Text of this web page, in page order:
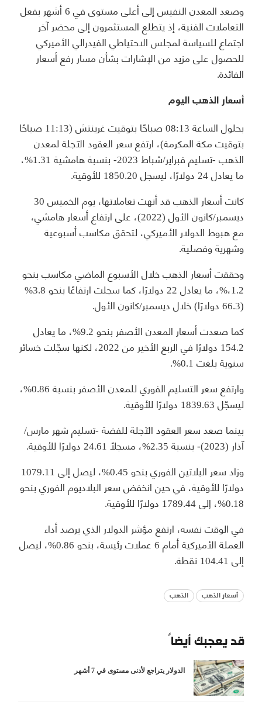
وصعد المعدن النفيس إلى أعلى مستوى في 6 أشهر بفعل
التعاملات الفنية، إذ يتطلع المستثمرون إلى محضر آخر
اجتماع للسياسة لمجلس الاحتياطي الفيدرالي الأميركي
للحصول على مزيد من الإشارات بشأن مسار رفع أسعار
الفائدة.
أسعار الذهب اليوم
بحلول الساعة 08:13 صباحًا بتوقيت غرينتش (11:13 صباحًا
بتوقيت مكة المكرمة)، ارتفع سعر العقود الآجلة لمعدن
الذهب -تسليم فبراير/شباط 2023- بنسبة هامشية 1.31%،
ما يعادل 24 دولارًا، ليسجل 1850.20 للأوقية.
كانت أسعار الذهب قد أنهت تعاملاتها، يوم الخميس 30
ديسمبر/كانون الأول (2022)، على ارتفاع أسعار هامشي،
مع هبوط الدولار الأميركي، لتحقق مكاسب أسبوعية
وشهرية وفصلية.
وحققت أسعار الذهب خلال الأسبوع الماضي مكاسب بنحو
1.2،%، ما يعادل 22 دولارًا، كما سجلت ارتفاعًا بنحو 3.8%
(66.3 دولارًا) خلال ديسمبر/كانون الأول.
كما صعدت أسعار المعدن الأصفر بنحو 9.2%، ما يعادل
154.2 دولارًا في الربع الأخير من 2022، لكنها سجّلت خسائر
سنوية بلغت 0.1%.
وارتفع سعر التسليم الفوري للمعدن الأصفر بنسبة 0.86%،
ليسجّل 1839.63 دولارًا للأوقية.
بينما صعد سعر العقود الآجلة للفضة -تسليم شهر مارس/
آذار (2023)- بنسبة 2.35%، مسجلًا 24.61 دولارًا للأوقية.
وزاد سعر البلاتين الفوري بنحو 0.45%، ليصل إلى 1079.11
دولارًا للأوقية، في حين انخفض سعر البلاديوم الفوري بنحو
0.18%، إلى 1789.44 دولارًا للأوقية.
في الوقت نفسه، ارتفع مؤشر الدولار الذي يرصد أداء
العملة الأميركية أمام 6 عملات رئيسة، بنحو 0.86%، ليصل
إلى 104.41 نقطة.
أسعار الذهب الذهب
قد يعجبك أيضاً
الدولار يتراجع لأدنى مستوى في 7 أشهر